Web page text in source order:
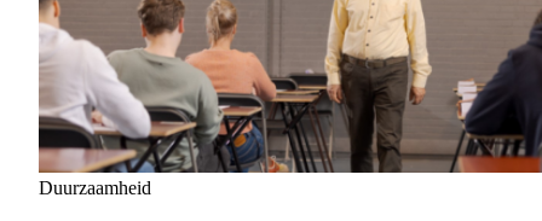
Duurzaamheid